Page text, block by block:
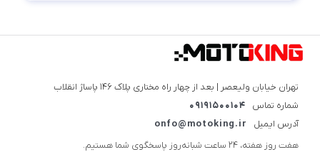
تهران خیابان ولیعصر | بعد از چهار راه مختاری پلاک ۱۴۶ پاساژ انقلاب
شماره تماس
09191500104
آدرس ایمیل
onfo@motoking.ir
هفت روز هفته، ۲۴ ساعت شبانه‌روز پاسخگوی شما هستیم.